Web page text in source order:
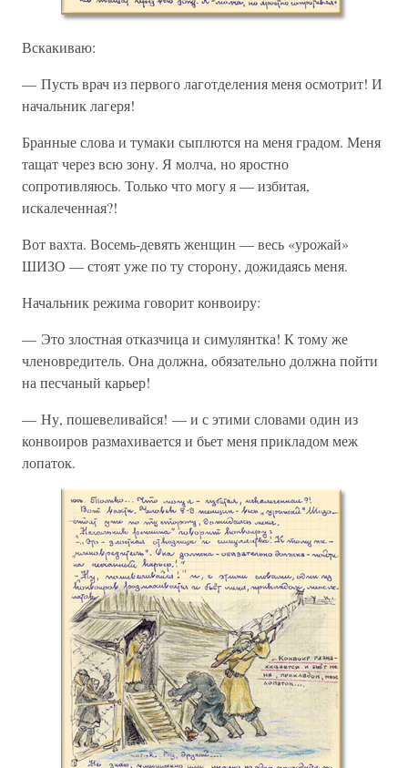
Вскакиваю:
— Пусть врач из первого лаготделения меня осмотрит! И
начальник лагеря!
Бранные слова и тумаки сыплются на меня градом. Меня
тащат через всю зону. Я молча, но яростно
сопротивляюсь. Только что могу я — избитая,
искалеченная?!
Вот вахта. Восемь-девять женщин — весь «урожай»
ШИЗО — стоят уже по ту сторону, дожидаясь меня.
Начальник режима говорит конвоиру:
— Это злостная отказчица и симулянтка! К тому же
членовредитель. Она должна, обязательно должна пойти
на песчаный карьер!
— Ну, пошевеливайся! — и с этими словами один из
конвоиров размахивается и бьет меня прикладом меж
лопаток.